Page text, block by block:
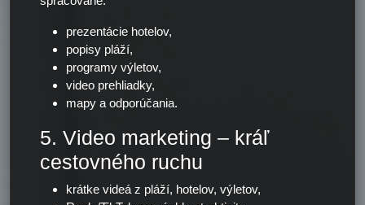
prezentácie hotelov,
popisy pláží,
programy výletov,
video prehliadky,
mapy a odporúčania.
5. Video marketing – kráľ
cestovného ruchu
krátke videá z pláží, hotelov, výletov,